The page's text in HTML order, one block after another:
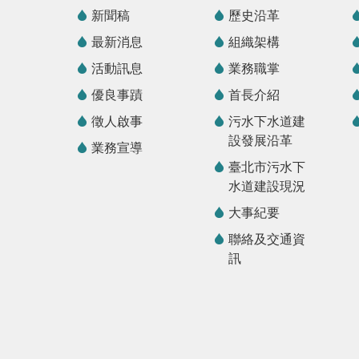
新聞稿
最新消息
活動訊息
優良事蹟
徵人啟事
業務宣導
歷史沿革
組織架構
業務職掌
首長介紹
污水下水道建
設發展沿革
臺北市污水下
水道建設現況
大事紀要
聯絡及交通資
訊